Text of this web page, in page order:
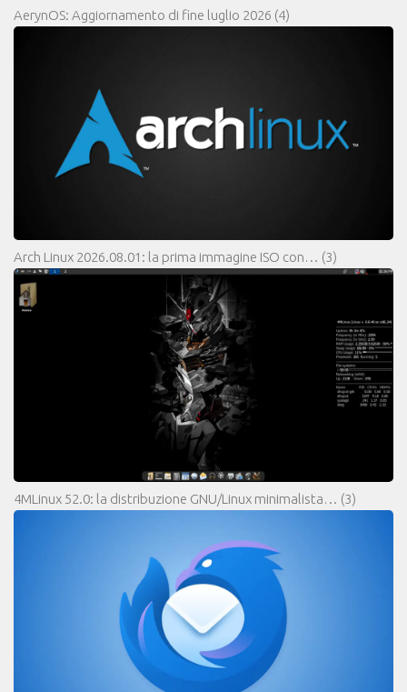
AerynOS: Aggiornamento di fine luglio 2026 (4)
Arch Linux 2026.08.01: la prima immagine ISO con… (3)
4MLinux 52.0: la distribuzione GNU/Linux minimalista… (3)